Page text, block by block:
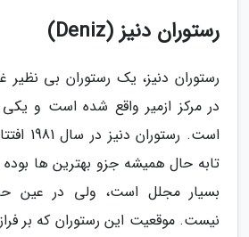
رستوران دنیز (Deniz)
رستوران دنیز، یک رستوران بی
در مرکز ازمیر واقع شده است و یکی
است.
تابه حال همیشه جزو بهترین ها
بسیار مجلل است، ولی در
نیست. موقعیت این رستوران که بر